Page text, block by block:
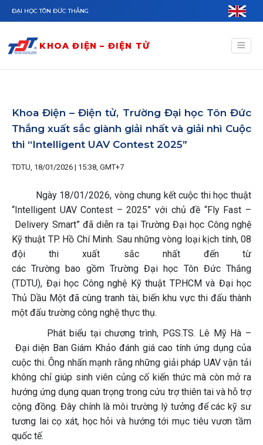
Nhảy đến nội dung
ĐẠI HỌC TÔN ĐỨC THẮNG
KHOA ĐIỆN – ĐIỆN TỬ
Khoa Điện – Điện tử, Trường Đại học Tôn Đức
Thắng xuất sắc giành giải nhất và giải nhì Cuộc
thi “Intelligent UAV Contest 2025”
TDTU, 18/01/2026 | 15:38, GMT+7
Ngày 18/01/2026, vòng chung kết cuộc thi học thuật
“Intelligent UAV Contest – 2025” với chủ đề “Fly Fast –
Delivery Smart” đã diễn ra tại Trường Đại học Công nghệ
Kỹ thuật TP. Hồ Chí Minh. Sau những vòng loại kịch tính, 08
đội thi xuất sắc nhất đến từ
các Trường bao gồm Trường Đại học Tôn Đức Thắng
(TDTU), Đại học Công nghệ Kỹ thuật TP.HCM và Đại học
Thủ Dầu Một đã cùng tranh tài, biến khu vực thi đấu thành
một đấu trường công nghệ thực thụ.
Phát biểu tại chương trình, PGS.TS. Lê Mỹ Hà –
Đại diện Ban Giám Khảo đánh giá cao tính ứng dụng của
cuộc thi. Ông nhấn mạnh rằng những giải pháp UAV vận tải
không chỉ giúp sinh viên củng cố kiến thức mà còn mở ra
hướng ứng dụng quan trọng trong cứu trợ thiên tai và hỗ trợ
cộng đồng. Đây chính là môi trường lý tưởng để các kỹ sư
tương lai cọ xát, học hỏi và hướng tới mục tiêu vươn tầm
quốc tế.